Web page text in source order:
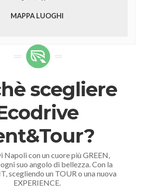
MAPPA LUOGHI
scegliere
Napoli con un cuore più GREEN,
suo angolo di bellezza. Con la
scegliendo un TOUR o una nuova
EXPERIENCE.